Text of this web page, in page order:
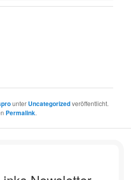
unter Uncategorizedveröffentlicht.
Permalink.